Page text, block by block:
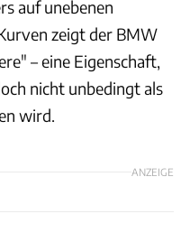
auf unebenen
zeigt der BMW
– eine Eigenschaft,
nicht unbedingt als
wird.
ANZEIGE